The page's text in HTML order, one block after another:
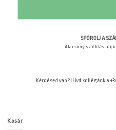
SPÓROLJ A
Alacsony szállítási
Kérdésed van? Hívd kollégánk a
Kosár